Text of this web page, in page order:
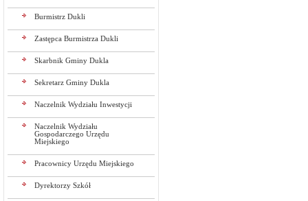
Burmistrz Dukli
Zastępca Burmistrza Dukli
Skarbnik Gminy Dukla
Sekretarz Gminy Dukla
Naczelnik Wydziału Inwestycji
Naczelnik Wydziału
Gospodarczego Urzędu
Miejskiego
Pracownicy Urzędu Miejskiego
Dyrektorzy Szkół